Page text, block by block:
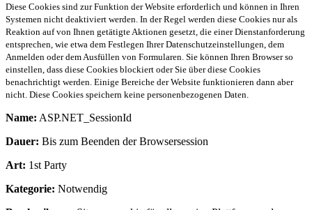
Diese Cookies sind zur Funktion der Website erforderlich und können in Ihren
Systemen nicht deaktiviert werden. In der Regel werden diese Cookies nur als
Reaktion auf von Ihnen getätigte Aktionen gesetzt, die einer Dienstanforderung
entsprechen, wie etwa dem Festlegen Ihrer Datenschutzeinstellungen, dem
Anmelden oder dem Ausfüllen von Formularen. Sie können Ihren Browser so
einstellen, dass diese Cookies blockiert oder Sie über diese Cookies
benachrichtigt werden. Einige Bereiche der Website funktionieren dann aber
nicht. Diese Cookies speichern keine personenbezogenen Daten.
Name: ASP.NET_SessionId
Dauer: Bis zum Beenden der Browsersession
Art: 1st Party
Kategorie: Notwendig